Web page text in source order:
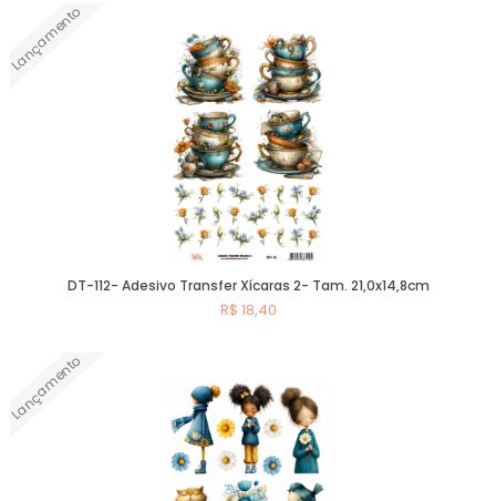
Lançamento
DT-112- Adesivo Transfer Xícaras 2- Tam. 21,0x14,8cm
R$ 18,40
Lançamento